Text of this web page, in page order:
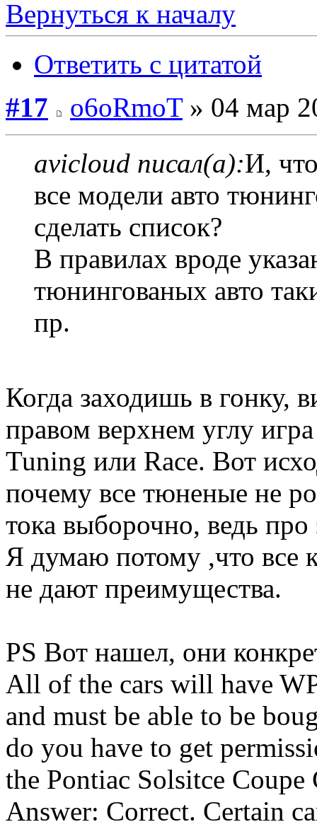
Вернуться к началу
Ответить с цитатой
#17
o6oRmoT» 04 мар
avicloud писал(а):И,
все модели авто
сделать список?
В правилах вроде
тюнингованых авто
пр.
Когда заходишь в гонку,
правом верхнем углу
Tuning или Race. Вот
почему все тюненые не
тока выборочно, ведь
Я думаю потому ,что все
не дают преимущества.
PS Вот нашел, они
All of the cars will have
and must be able to be
do you have to get
the Pontiac Solsitce
Answer: Correct. Certain